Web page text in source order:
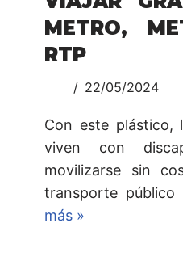
METRO,
RTP
22/05/2024
Con este plástico,
viven con
movilizarse sin
transporte público
más »